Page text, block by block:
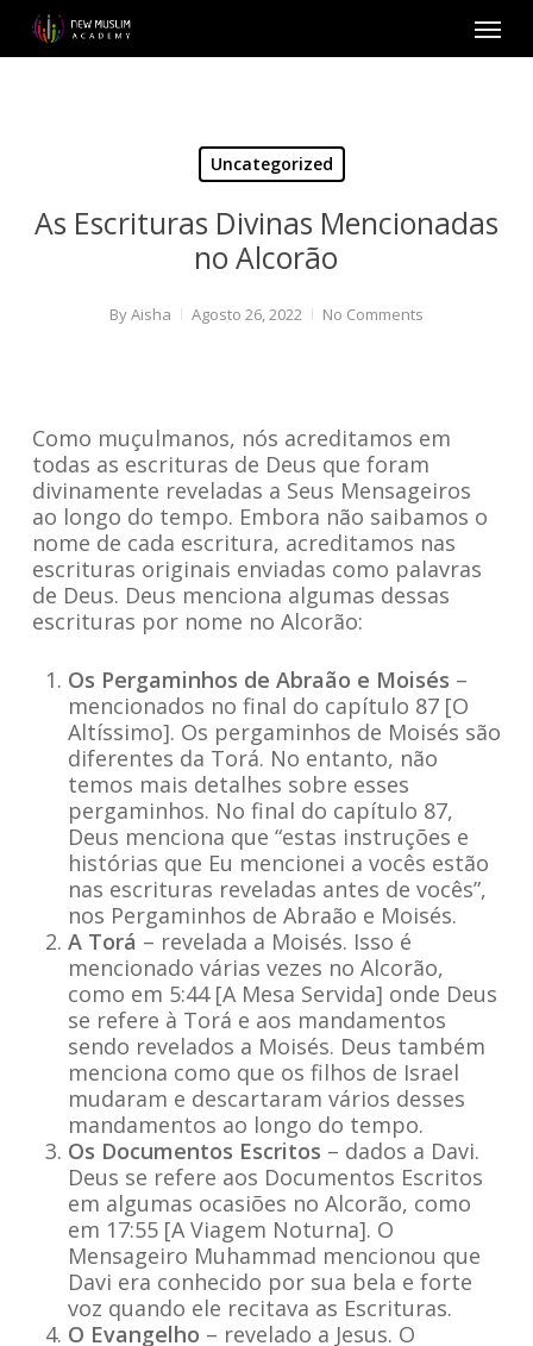
Skip
main
Menu
Uncategorized
As Escrituras Divinas Mencionadas
no Alcorão
ByAisha Agosto 26, 2022 No Comments
Como muçulmanos, nós acreditamos em
todas as escrituras de Deus que foram
divinamente reveladas a Seus Mensageiros
ao longo do tempo. Embora não saibamos o
nome de cada escritura, acreditamos nas
escrituras originais enviadas como palavras
de Deus. Deus menciona algumas dessas
escrituras por nome no Alcorão:
Os Pergaminhos de Abraão e Moisés –
mencionados no final do capítulo 87 [O
Altíssimo]. Os pergaminhos de Moisés são
diferentes da Torá. No entanto, não
temos mais detalhes sobre esses
pergaminhos. No final do capítulo 87,
Deus menciona que “estas instruções e
histórias que Eu mencionei a vocês estão
nas escrituras reveladas antes de vocês”,
nos Pergaminhos de Abraão e Moisés.
A Torá – revelada a Moisés. Isso é
mencionado várias vezes no Alcorão,
como em 5:44 [A Mesa Servida] onde Deus
se refere à Torá e aos mandamentos
sendo revelados a Moisés. Deus também
menciona como que os filhos de Israel
mudaram e descartaram vários desses
mandamentos ao longo do tempo.
Os Documentos Escritos – dados a Davi.
Deus se refere aos Documentos Escritos
em algumas ocasiões no Alcorão, como
em 17:55 [A Viagem Noturna]. O
Mensageiro Muhammad mencionou que
Davi era conhecido por sua bela e forte
voz quando ele recitava as Escrituras.
O Evangelho – revelado a Jesus. O